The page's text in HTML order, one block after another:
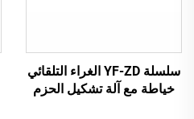
سلسلة YF-ZD الغراء التلقائي
خياطة مع آلة تشكيل الحزم